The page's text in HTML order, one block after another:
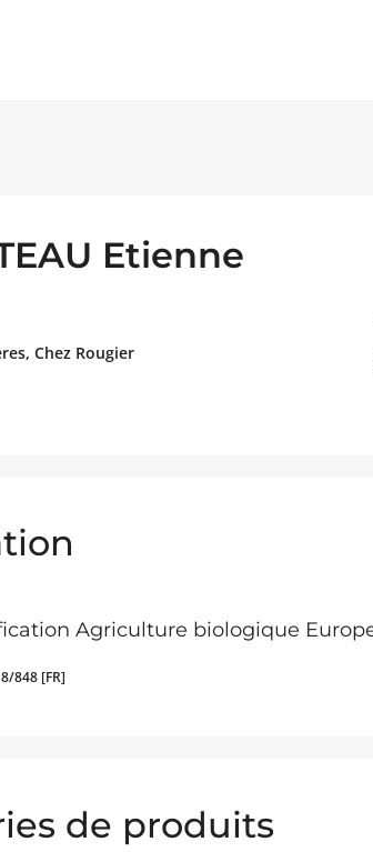
Etienne
Chez Rougier
Agriculture biologique
848 [FR]
de produits